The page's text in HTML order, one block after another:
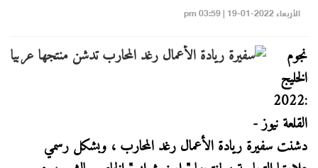
الأربعاء 2022-01-19 | 03:59 pm
نجوم
الخليج
:2022
القلعة نيوز -
دشنت سفيرة ريادة الأعمال رغد المحارب ، وبشكل رسمي